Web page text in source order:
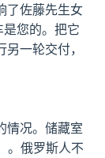
了佐藤先生女
您的。把它
一轮交付，
情况。储藏室
。俄罗斯人不